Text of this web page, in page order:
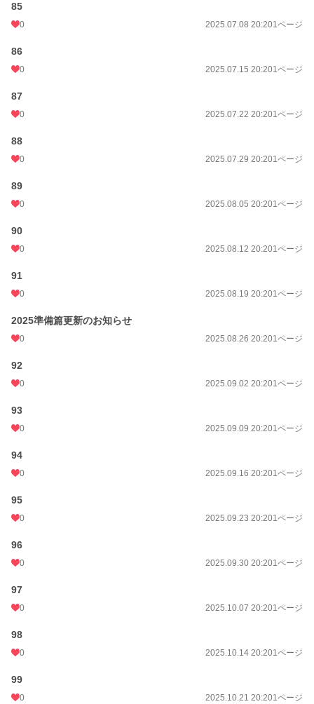
85
0 2025.07.08 20:201ページ
86
0 2025.07.15 20:201ページ
87
0 2025.07.22 20:201ページ
88
0 2025.07.29 20:201ページ
89
0 2025.08.05 20:201ページ
90
0 2025.08.12 20:201ページ
91
0 2025.08.19 20:201ページ
2025準備篇更新のお知らせ
0 2025.08.26 20:201ページ
92
0 2025.09.02 20:201ページ
93
0 2025.09.09 20:201ページ
94
0 2025.09.16 20:201ページ
95
0 2025.09.23 20:201ページ
96
0 2025.09.30 20:201ページ
97
0 2025.10.07 20:201ページ
98
0 2025.10.14 20:201ページ
99
0 2025.10.21 20:201ページ